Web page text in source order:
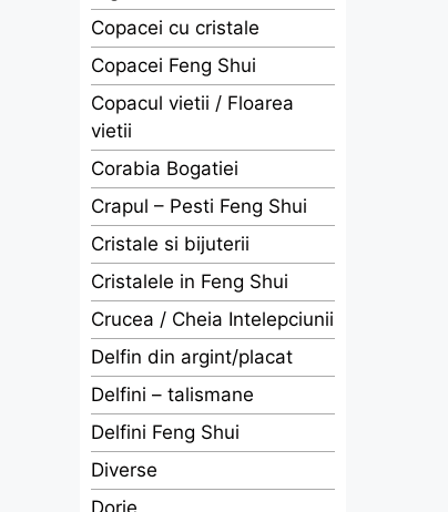
Copacei cu cristale
Copacei Feng Shui
Copacul vietii / Floarea
vietii
Corabia Bogatiei
Crapul – Pesti Feng Shui
Cristale si bijuterii
Cristalele in Feng Shui
Crucea / Cheia Intelepciunii
Delfin din argint/placat
Delfini – talismane
Delfini Feng Shui
Diverse
Dorje